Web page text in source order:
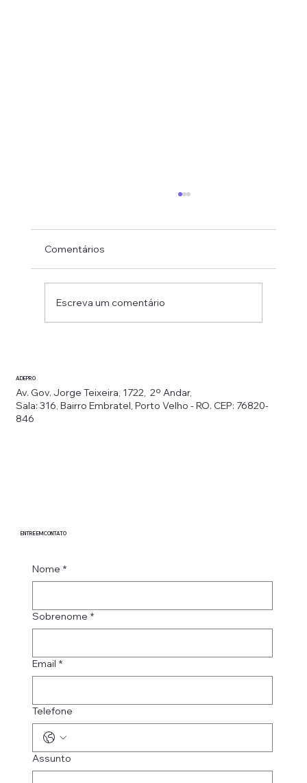
Débora Machado Aragão lançam obra.
Comentários
Escreva um comentário
ADEPRO
Av. Gov. Jorge Teixeira, 1722, 2º Andar,
Sala: 316, Bairro Embratel, Porto Velho - RO. CEP: 76820-
846
ENTRE EM CONTATO
Nome *
Sobrenome *
Email *
Telefone
Assunto